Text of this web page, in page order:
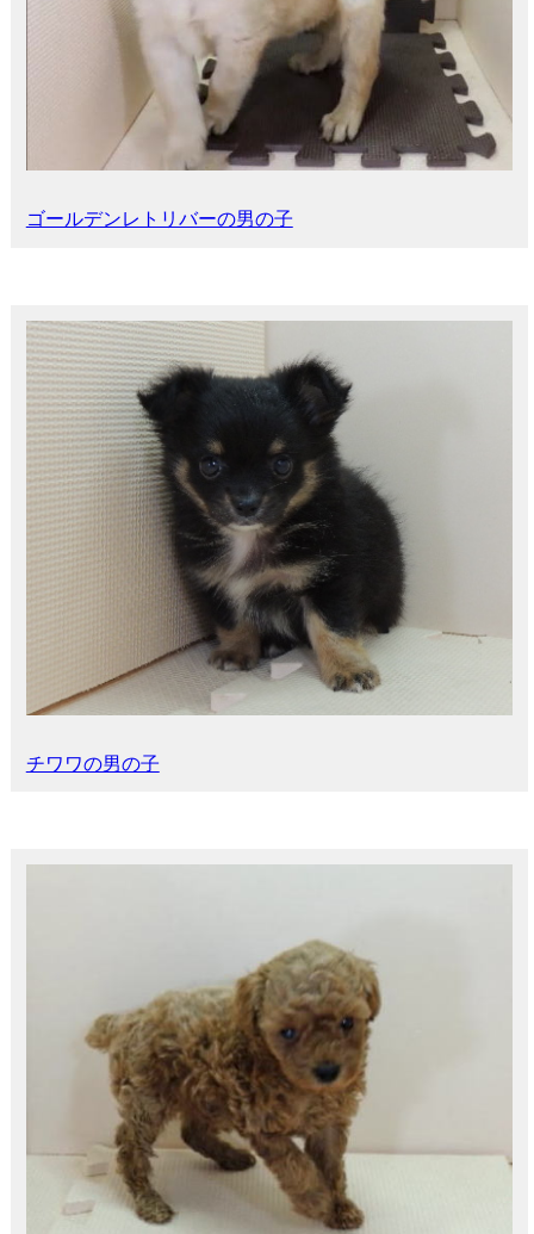
ゴールデンレトリバーの男の子
チワワの男の子